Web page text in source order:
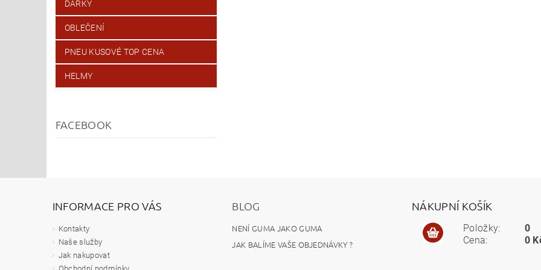
DÁRKY
OBLEČENÍ
PNEU KUSOVÉ TOP CENA
HELMY
FACEBOOK
INFORMACE PRO VÁS
Kontakty
Naše služby
Jak nakupovat
BLOG
NENÍ GUMA JAKO GUMA
JAK BALÍME VAŠE OBJEDNÁVKY ?
NÁKUPNÍ KOŠÍK
Položky:
Cena:
0
0